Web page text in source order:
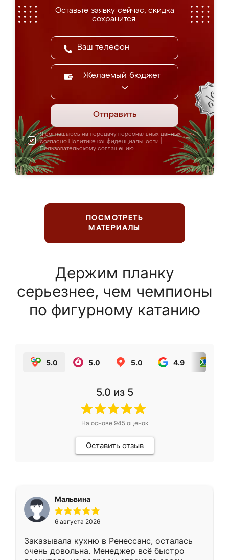
Оставьте заявку сейчас, скидка
сохранится.
Желаемый бюджет
Отправить
Я соглашаюсь на передачу персональных данных
согласно Политике конфиденциальности
Пользовательскому соглашению
ПОСМОТРЕТЬ
МАТЕРИАЛЫ
Держим планку
серьезнее, чем чемпионы
по фигурному катанию
5.0 5.0 5.0 4.9
5.0 из 5
На основе 945оценок
Оставить отзыв
Мальвина
6 августа 2026
Заказывала кухню в Ренессанс, осталась
очень довольна. Менеджер всё быстро